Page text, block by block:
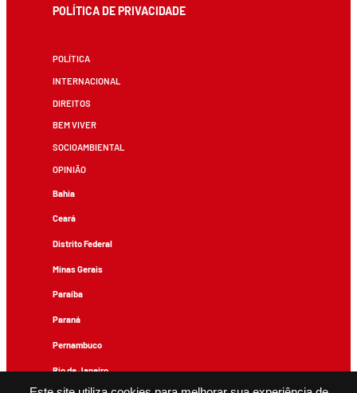
POLÍTICA DE PRIVACIDADE
POLÍTICA
INTERNACIONAL
DIREITOS
BEM VIVER
SOCIOAMBIENTAL
OPINIÃO
Bahia
Ceará
Distrito Federal
Minas Gerais
Paraíba
Paraná
Pernambuco
Rio de Janeiro